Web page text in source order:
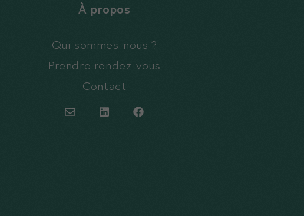
À propos
Qui sommes-nous ?
Prendre rendez-vous
Contact